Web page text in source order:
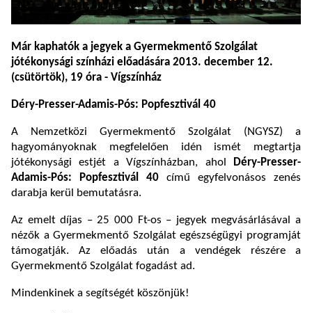
Már kaphatók a jegyek a Gyermekmentő Szolgálat
jótékonysági színházi előadására 2013. december 12.
(csütörtök), 19 óra - Vígszínház
Déry-Presser-Adamis-Pós: Popfesztivál 40
A Nemzetközi Gyermekmentő Szolgálat (NGYSZ) a
hagyományoknak megfelelően idén ismét megtartja
jótékonysági estjét a Vígszínházban, ahol
Déry-Presser-
Adamis-Pós: Popfesztivál 40 című egyfelvonásos zenés
darabja kerül bemutatásra.
Az emelt díjas – 25 000 Ft-os – jegyek megvásárlásával a
nézők a Gyermekmentő Szolgálat egészségügyi programját
támogatják. Az előadás után a vendégek részére a
Gyermekmentő Szolgálat fogadást ad.
Mindenkinek a segítségét köszönjük!